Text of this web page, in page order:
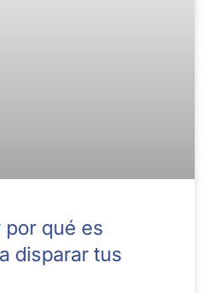
por qué es
disparar tus